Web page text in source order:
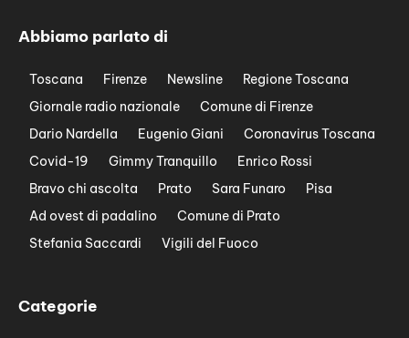
Abbiamo parlato di
Toscana Firenze Newsline
Regione Toscana
Giornale radio nazionale
Comune di Firenze
Dario Nardella
Eugenio Giani
Coronavirus Toscana
Covid-19
Gimmy Tranquillo
Enrico Rossi
Bravo chi ascolta
Prato Sara Funaro
Pisa
Ad ovest di padalino
Comune di Prato
Stefania Saccardi
Vigili del Fuoco
Categorie